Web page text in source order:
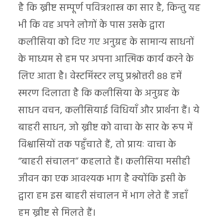
है कि ख्रीष्ट सम्पूर्ण पवित्रशास्त्र का सार है, किन्तु यह
भी कि वह अपने लोगों के पास उसके द्वारा
कलीसिया को दिए गए अनुग्रह के सामान्य साधनों
के माध्यम से हम पर अपना आत्मिक कार्य करने के
लिए आता है। वेस्टमिंस्टर लघु प्रश्नोत्तरी 88 हमें
स्मरण दिलाता है कि कलीसिया के अनुग्रह के
साधन वचन, कलीसियाई विधियाँ और प्रार्थना हैं। ये
बाहरी साधन, जो ख्रीष्ट को वाचा के सार के रूप में
विश्वासियों तक पहुँचाते हैं, तो प्रायः वाचा के
“बाहरी संचालन” कहलाते हैं। कलीसिया मसीही
जीवन का एक आवश्यक भाग है क्योंकि इसी के
द्वारा हम इस बाहरी संचालन में भाग लेते हैं जहाँ
हम ख्रीष्ट से मिलते हैं।